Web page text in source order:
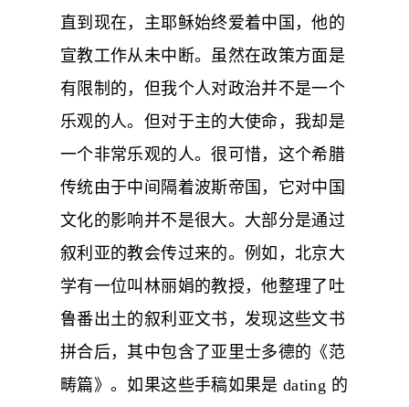
直到现在，主耶稣始终爱着中国，他的
宣教工作从未中断。虽然在政策方面是
有限制的，但我个人对政治并不是一个
乐观的人。但对于主的大使命，我却是
一个非常乐观的人。很可惜，这个希腊
传统由于中间隔着波斯帝国，它对中国
文化的影响并不是很大。大部分是通过
叙利亚的教会传过来的。例如，北京大
学有一位叫林丽娟的教授，他整理了吐
鲁番出土的叙利亚文书，发现这些文书
拼合后，其中包含了亚里士多德的《范
畴篇》。如果这些手稿如果是 dating 的